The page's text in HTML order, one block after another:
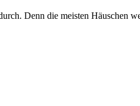
Denn die meisten Häuschen